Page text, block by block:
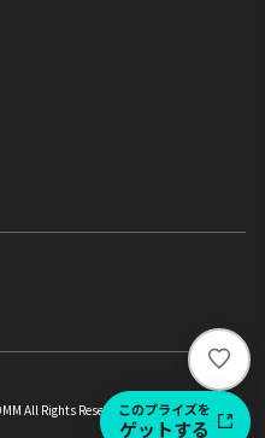
い
い
このプライズを
ゲットする
All Rights Reserved.